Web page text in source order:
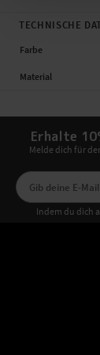
TECHNISCHE
Farbe
Material
Erhalte
Melde dich für
Indem du dich